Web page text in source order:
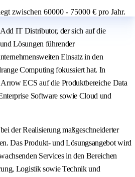
zwischen 60000 - 75000 € pro Jahr.
IT Distributor, der sich auf die
Lösungen führender
Einsatz in den
Computing fokussiert hat. In
ECS auf die Produktbereiche Data
Software sowie Cloud und
der Realisierung maßgeschneiderter
Das Produkt- und Lösungsangebot wird
Services in den Bereichen
Logistik sowie Technik und